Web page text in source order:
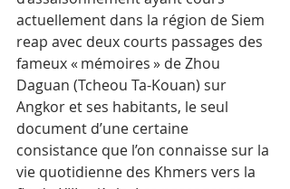
actuellement dans la région de Siem
reap avec deux courts passages des
fameux « mémoires » de Zhou
Daguan (Tcheou Ta-Kouan) sur
Angkor et ses habitants, le seul
document d’une certaine
consistance que l’on connaisse sur la
vie quotidienne des Khmers vers la